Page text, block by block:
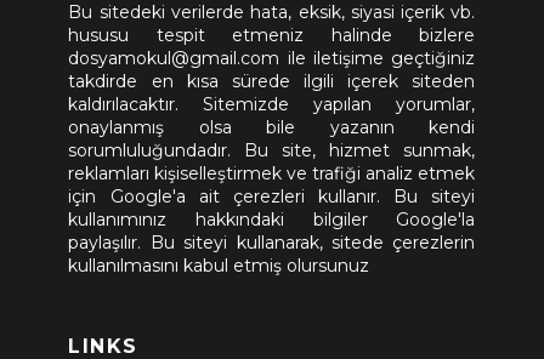
Bu sitedeki verilerde hata, eksik, siyasi içerik vb.
hususu tespit etmeniz halinde bizlere
dosyamokul@gmail.com ile iletişime geçtiğiniz
takdirde en kısa sürede ilgili içerek siteden
kaldırılacaktır. Sitemizde yapılan yorumlar,
onaylanmış olsa bile yazanın kendi
sorumluluğundadır. Bu site, hizmet sunmak,
reklamları kişiselleştirmek ve trafiği analiz etmek
için Google'a ait çerezleri kullanır. Bu siteyi
kullanımınız hakkındaki bilgiler Google'la
paylaşılır. Bu siteyi kullanarak, sitede çerezlerin
kullanılmasını kabul etmiş olursunuz
LINKS